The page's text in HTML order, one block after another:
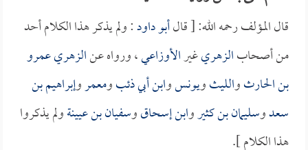
قال المؤلف رحمه الله: [ قالأبو داود: ولم يذكر هذا الكلام أحد
من أصحابالزهريغيرالأوزاعي، ورواه عنالزهريعمرو
بن الحارثوالليثويونسوابن أبي ذئبومعمروإبراهيم بن
سعدوسليمان بن كثيروابن إسحاقوسفيان بن عيينةولم يذكروا
هذا الكلام ].